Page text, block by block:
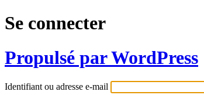
Se connecter
Propulsé par WordPress
Identifiant ou adresse e-mail